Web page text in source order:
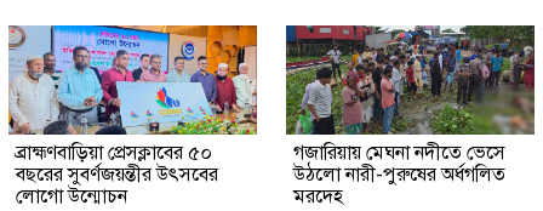
ব্রাহ্মণবাড়িয়া প্রেসক্লাবের ৫০
বছরের সুবর্ণজয়ন্তীর উৎসবের
লোগো উন্মোচন
গজারিয়ায় মেঘনা নদীতে ভেসে
উঠলো নারী-পুরুষের অর্ধগলিত
মরদেহ